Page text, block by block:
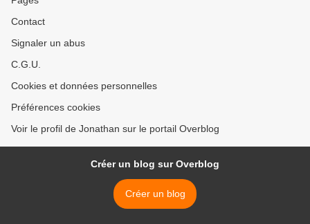
Contact
Signaler un abus
C.G.U.
Cookies et données personnelles
Préférences cookies
Voir le profil de Jonathan sur le portail Overblog
Créer un blog sur Overblog
Créer un blog